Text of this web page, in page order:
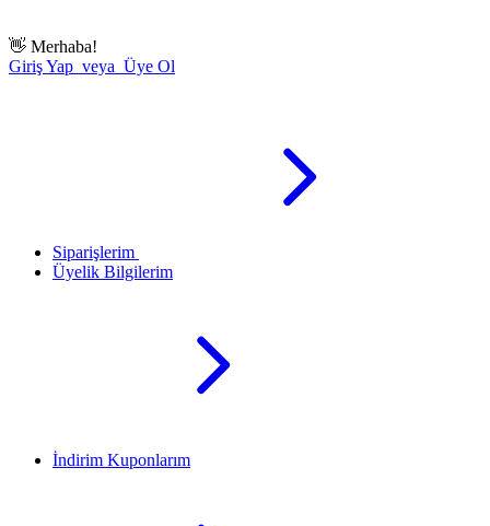
👋 Merhaba!
Giriş Yap veya Üye Ol
Siparişlerim
Üyelik Bilgilerim
İndirim Kuponlarım